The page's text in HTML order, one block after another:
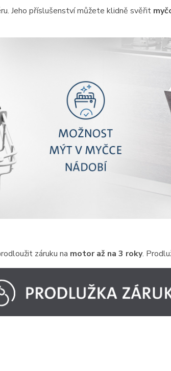
Jeho příslušenství můžete klidně svěřit
záruku na motor až na 3 roky.